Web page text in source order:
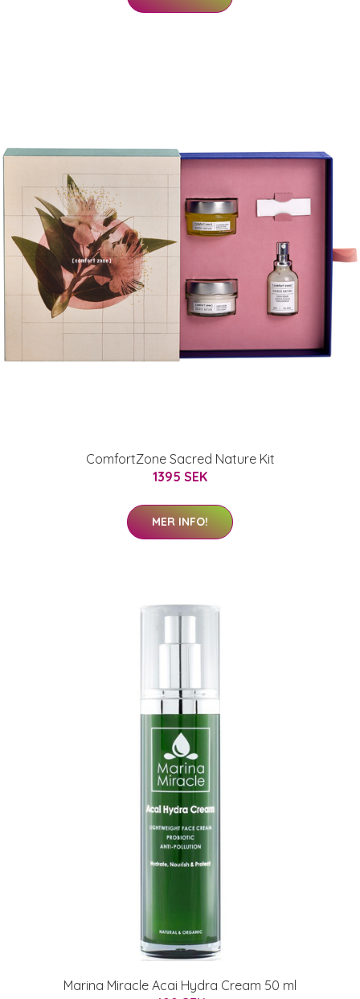
ComfortZone Sacred Nature Kit
1395 SEK
MER INFO!
Marina Miracle Acai Hydra Cream 50 ml